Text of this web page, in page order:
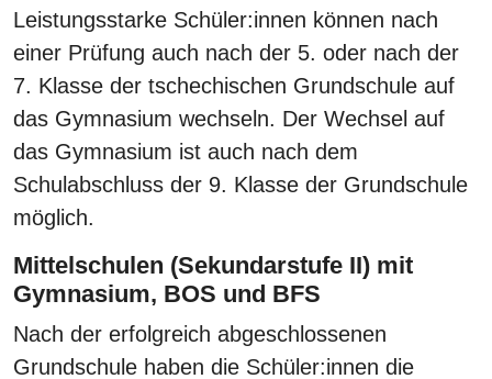
Leistungsstarke Schüler:innen können nach
einer Prüfung auch nach der 5. oder nach der
7. Klasse der tschechischen Grundschule auf
das Gymnasium wechseln. Der Wechsel auf
das Gymnasium ist auch nach dem
Schulabschluss der 9. Klasse der Grundschule
möglich.
Mittelschulen (Sekundarstufe II) mit
Gymnasium, BOS und BFS
Nach der erfolgreich abgeschlossenen
Grundschule haben die Schüler:innen die